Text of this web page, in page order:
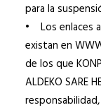
para la
• Los enlaces
existan en
de los que
ALDEKO SARE